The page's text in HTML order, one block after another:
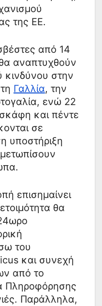
της ΕΕ.
από 14
αναπτυχθούν
κινδύνου στην
Γαλλία, την
ενώ 22
και πέντε
σε
υποστήριξη
επισημαίνει
θα
του
και συνεχή
από το
Πληροφόρησης
Παράλληλα,